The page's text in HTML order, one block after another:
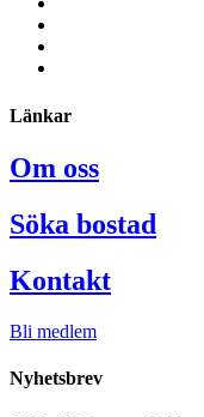
Länkar
Om oss
Söka bostad
Kontakt
Bli medlem
Nyhetsbrev